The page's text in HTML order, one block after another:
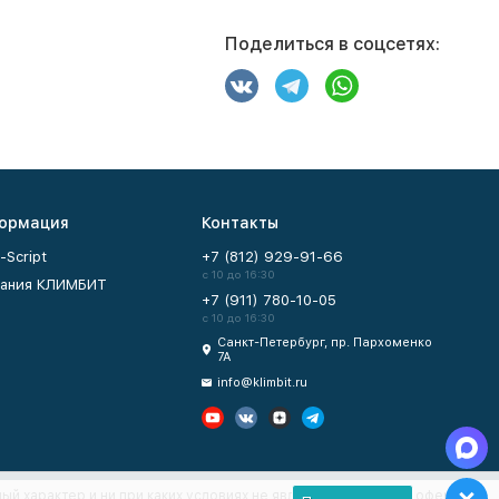
Поделиться в соцсетях:
Script
КЛИМБИТ
Контакты
+7 (812) 929-91-66
с 10 до 16:30
+7 (911) 780-10-05
с 10 до 16:30
Санкт-Петербург, пр. Пархоменко
7А
info@klimbit.ru
и ни при каких условиях не являются публичной офертой,